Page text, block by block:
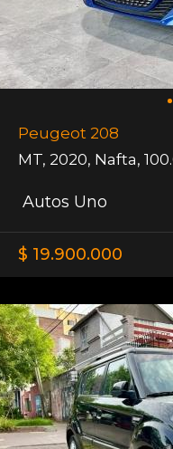
Peugeot 208
MT, 2020, Nafta,
Autos Uno
$ 19.900.000